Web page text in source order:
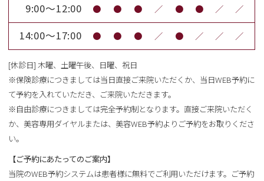
9:00～12:00 ● ● ● ／ ● ● ／ ／
14:00～17:00 ● ● ● ／ ● ／ ／ ／
[休診日] 木曜、土曜午後、日曜、祝日
※保険診療につきましては当日直接ご来院いただくか、当日WEB予約に
て予約を入れていただき、ご来院いただきます。
※自由診療につきましては完全予約制となります。直接ご来院いただく
か、美容専用ダイヤルまたは、美容WEB予約よりご予約をお取りくださ
い。
【ご予約にあたってのご案内】
当院のWEB予約システムは患者様に無料でご利用いただけます。ご予約